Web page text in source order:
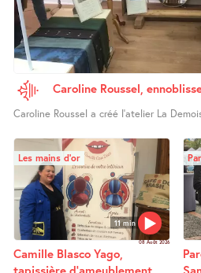
Caroline Roussel,
Caroline Roussel a créé l’atelier La
11 min
Les mains d’or
08 Août 2026
Camille Blasco Yago,
tapissière d’ameublement